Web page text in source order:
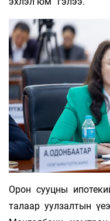
Орон сууцны
талаар уулзалтын